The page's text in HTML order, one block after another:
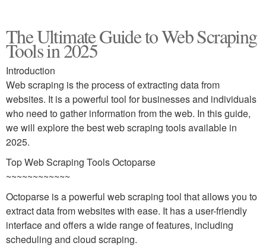
The Ultimate Guide to Web Scraping
Tools in 2025
Introduction
Web scraping is the process of extracting data from
websites. It is a powerful tool for businesses and individuals
who need to gather information from the web. In this guide,
we will explore the best web scraping tools available in
2025.
Top Web Scraping Tools Octoparse
~~~~~~~~~~~~
Octoparse is a powerful web scraping tool that allows you to
extract data from websites with ease. It has a user-friendly
interface and offers a wide range of features, including
scheduling and cloud scraping.